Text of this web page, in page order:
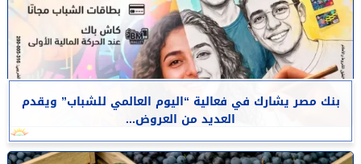
بنك مصر يشارك في فعالية “اليوم العالمي للشباب” ويقدم
العديد من العروض...